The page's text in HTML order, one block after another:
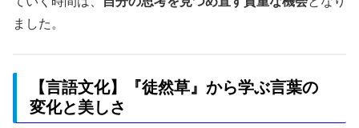
ました。
【言語文化】『徒然草』から学ぶ言葉の
変化と美しさ